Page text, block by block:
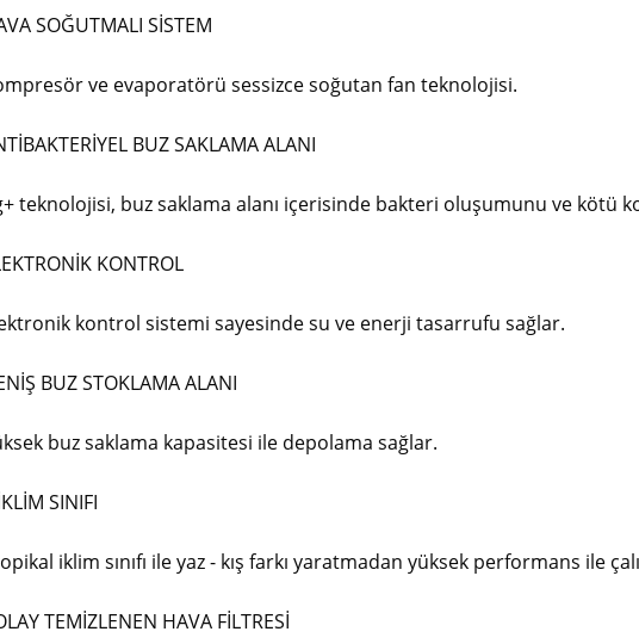
SOĞUTMALI SİSTEM
ve evaporatörü sessizce soğutan fan teknolojisi.
BUZ SAKLAMA ALANI
teknolojisi, buz saklama alanı içerisinde bakteri oluşumunu ve kötü
KONTROL
kontrol sistemi sayesinde su ve enerji tasarrufu sağlar.
BUZ STOKLAMA ALANI
buz saklama kapasitesi ile depolama sağlar.
SINIFI
iklim sınıfı ile yaz - kış farkı yaratmadan yüksek performans ile
TEMİZLENEN HAVA FİLTRESİ
Güneş Enerjisi Seti - Tam
24V Derin Dondurucu Güneş Enerjisi
48.000,00
Hacim, Cam Raflar, Hızlı
Çalışma